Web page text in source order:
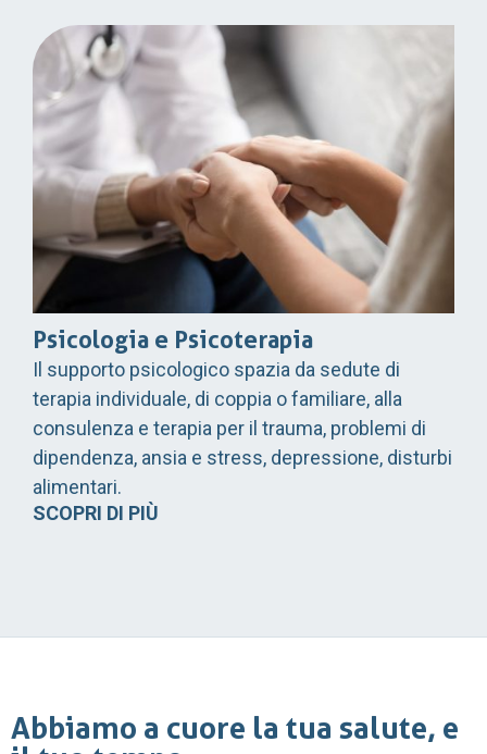
Psicologia e Psicoterapia
Il supporto psicologico spazia da sedute di
terapia individuale, di coppia o familiare, alla
consulenza e terapia per il trauma, problemi di
dipendenza, ansia e stress, depressione, disturbi
alimentari.
SCOPRI DI PIÙ
Abbiamo a cuore la tua salute, e